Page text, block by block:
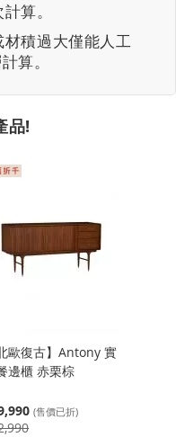
算。
積過大僅能人工
算。
品!
歐復古】Antony 實
邊櫃 赤栗棕
(售價已折)